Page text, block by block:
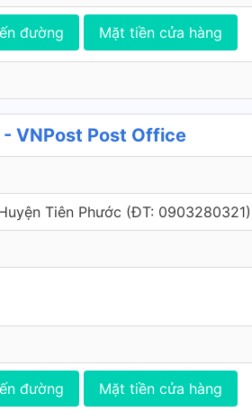
đường Mặt tiền cửa hàng
VNPost Post Office
Tiên Phước (ÐT: 0903280321)
đường Mặt tiền cửa hàng